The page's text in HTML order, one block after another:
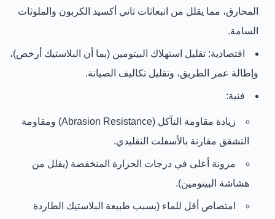
المحارق، مما يقلل من انبعاثات ثاني أكسيد الكربون والملوثات
السامة.
اقتصادية: تقليل استهلاك البيتومين (بما أن البلاستيك أرخص)،
وإطالة عمر الطريق، وتقليل تكاليف الصيانة.
فنية:
زيادة مقاومة التآكل (Abrasion Resistance)
ومقاومة
التشقق مقارنة بالأسفلت التقليدي.
مرونة أعلى في درجات الحرارة المنخفضة (يقلل من
هشاشة البيتومين).
امتصاص أقل للماء (بسبب طبيعة البلاستيك الطاردة